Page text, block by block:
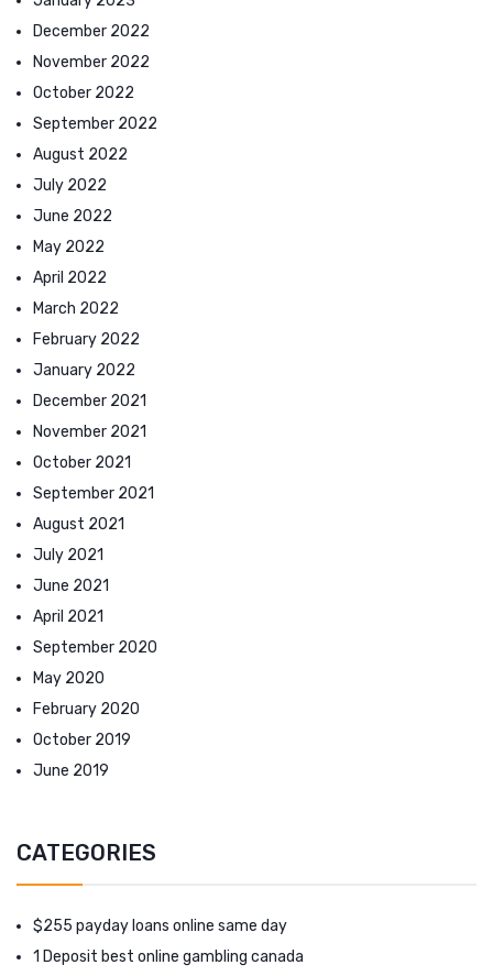
December 2022
November 2022
October 2022
September 2022
August 2022
July 2022
June 2022
May 2022
April 2022
March 2022
February 2022
January 2022
December 2021
November 2021
October 2021
September 2021
August 2021
July 2021
June 2021
April 2021
September 2020
May 2020
February 2020
October 2019
June 2019
CATEGORIES
$255 payday loans online same day
1 Deposit best online gambling canada